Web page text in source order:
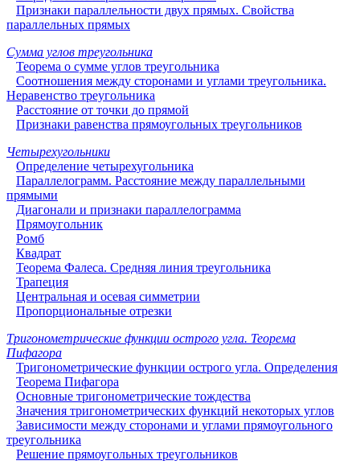
Признаки параллельности двух прямых. Свойства
параллельных прямых
Сумма углов треугольника
Теорема о сумме углов треугольника
Соотношения между сторонами и углами треугольника.
Неравенство треугольника
Расстояние от точки до прямой
Признаки равенства прямоугольных треугольников
Четырехугольники
Определение четырехугольника
Параллелограмм. Расстояние между параллельными
прямыми
Диагонали и признаки параллелограмма
Прямоугольник
Ромб
Квадрат
Теорема Фалеса. Средняя линия треугольника
Трапеция
Центральная и осевая симметрии
Пропорциональные отрезки
Тригонометрические функции острого угла. Теорема
Пифагора
Тригонометрические функции острого угла. Определения
Теорема Пифагора
Основные тригонометрические тождества
Значения тригонометрических функций некоторых углов
Зависимости между сторонами и углами прямоугольного
треугольника
Решение прямоугольных треугольников